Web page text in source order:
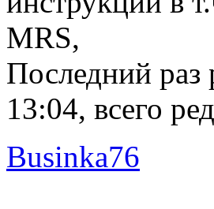
MRS,
Последний раз
13:04, всего
Businka76